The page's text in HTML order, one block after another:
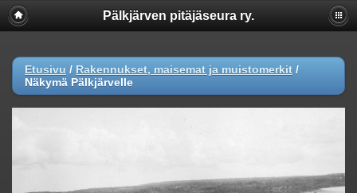
Pälkjärven pitäjäseura ry.
Etusivu / Rakennukset, maisemat ja muistomerkit /
Näkymä Pälkjärvelle